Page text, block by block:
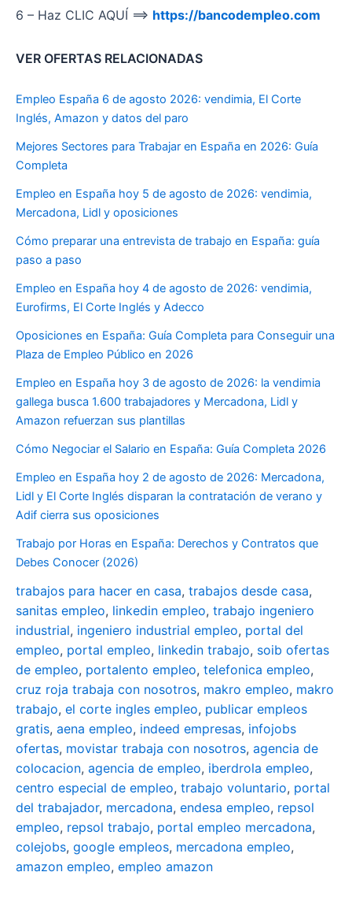
6 – Haz CLIC AQUÍ ==> https://bancodempleo.com
VER OFERTAS RELACIONADAS
Empleo España 6 de agosto 2026: vendimia, El Corte
Inglés, Amazon y datos del paro
Mejores Sectores para Trabajar en España en 2026: Guía
Completa
Empleo en España hoy 5 de agosto de 2026: vendimia,
Mercadona, Lidl y oposiciones
Cómo preparar una entrevista de trabajo en España: guía
paso a paso
Empleo en España hoy 4 de agosto de 2026: vendimia,
Eurofirms, El Corte Inglés y Adecco
Oposiciones en España: Guía Completa para Conseguir una
Plaza de Empleo Público en 2026
Empleo en España hoy 3 de agosto de 2026: la vendimia
gallega busca 1.600 trabajadores y Mercadona, Lidl y
Amazon refuerzan sus plantillas
Cómo Negociar el Salario en España: Guía Completa 2026
Empleo en España hoy 2 de agosto de 2026: Mercadona,
Lidl y El Corte Inglés disparan la contratación de verano y
Adif cierra sus oposiciones
Trabajo por Horas en España: Derechos y Contratos que
Debes Conocer (2026)
trabajos para hacer en casa, trabajos desde casa,
sanitas empleo, linkedin empleo, trabajo ingeniero
industrial, ingeniero industrial empleo, portal del
empleo, portal empleo, linkedin trabajo, soib ofertas
de empleo, portalento empleo, telefonica empleo,
cruz roja trabaja con nosotros, makro empleo, makro
trabajo, el corte ingles empleo, publicar empleos
gratis, aena empleo, indeed empresas, infojobs
ofertas, movistar trabaja con nosotros, agencia de
colocacion, agencia de empleo, iberdrola empleo,
centro especial de empleo, trabajo voluntario, portal
del trabajador, mercadona, endesa empleo, repsol
empleo, repsol trabajo, portal empleo mercadona,
colejobs, google empleos, mercadona empleo,
amazon empleo, empleo amazon